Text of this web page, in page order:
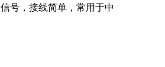
号，接线简单，常用于中